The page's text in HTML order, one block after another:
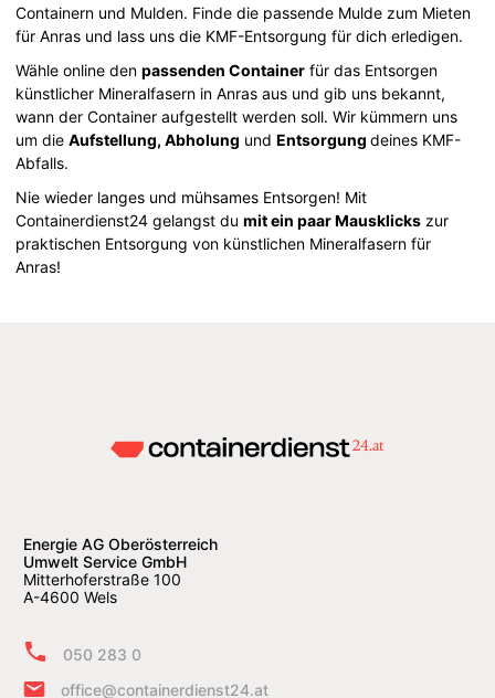
Containern und Mulden. Finde die passende Mulde zum Mieten
für Anras und lass uns die KMF-Entsorgung für dich erledigen.
Wähle online denpassenden Container für das Entsorgen
künstlicher Mineralfasern in Anras aus und gib uns bekannt,
wann der Container aufgestellt werden soll. Wir kümmern uns
um dieAufstellung, Abholung undEntsorgungdeines KMF-
Abfalls.
Nie wieder langes und mühsames Entsorgen! Mit
Containerdienst24 gelangst dumit ein paar Mausklicks zur
praktischen Entsorgung von künstlichen Mineralfasern für
Anras!
Energie AG Oberösterreich
Umwelt Service GmbH
Mitterhoferstraße 100
A-4600 Wels
050 283 0
office@containerdienst24.at